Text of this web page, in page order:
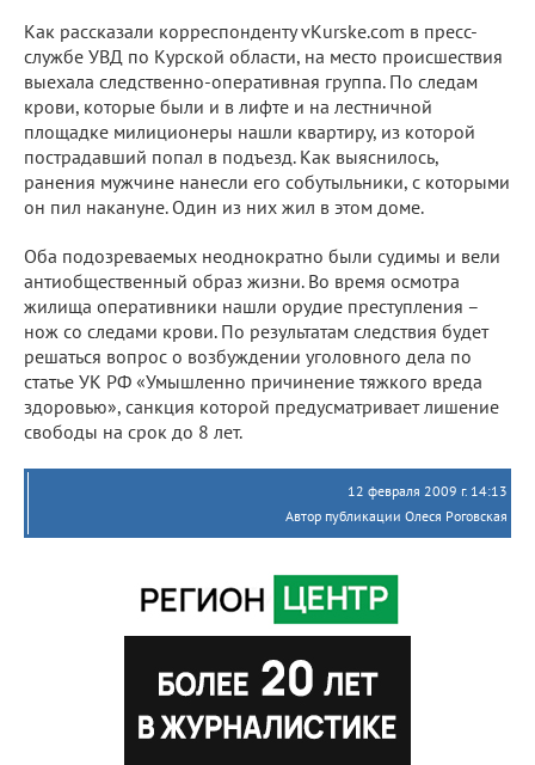
Как рассказали корреспонденту vKurske.com в пресс-
службе УВД по Курской области, на место происшествия
выехала следственно-оперативная группа. По следам
крови, которые были и в лифте и на лестничной
площадке милиционеры нашли квартиру, из которой
пострадавший попал в подъезд. Как выяснилось,
ранения мужчине нанесли его собутыльники, с которыми
он пил накануне. Один из них жил в этом доме.
Оба подозреваемых неоднократно были судимы и вели
антиобщественный образ жизни. Во время осмотра
жилища оперативники нашли орудие преступления –
нож со следами крови. По результатам следствия будет
решаться вопрос о возбуждении уголовного дела по
статье УК РФ «Умышленно причинение тяжкого вреда
здоровью», санкция которой предусматривает лишение
свободы на срок до 8 лет.
12 февраля 2009 г. 14:13
Автор публикации Олеся Роговская